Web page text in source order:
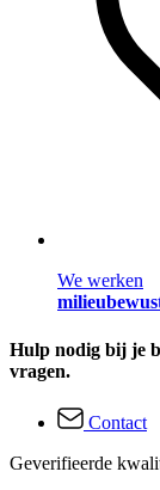
We werken
Hulp nodig bij je
vragen.
Contact
Geverifieerde